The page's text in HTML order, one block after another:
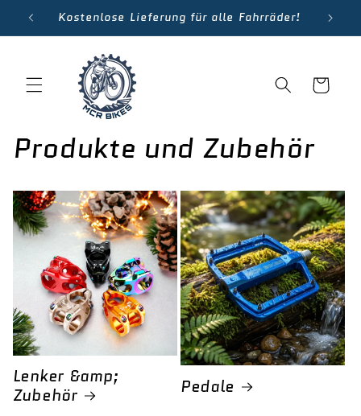
zum
Inhalt
Kostenlose Lieferung für alle Fahrräder!
Warenkorb
Produkte und Zubehör
Lenker &amp;
Zubehör
Pedale